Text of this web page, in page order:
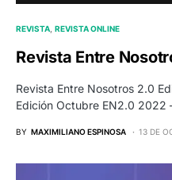
REVISTA REVISTA ONLINE
Revista Entre
Revista Entre Nosotros 2.0
Edición Octubre EN2.0
BY MAXIMILIANO ESPINOSA 13 DE